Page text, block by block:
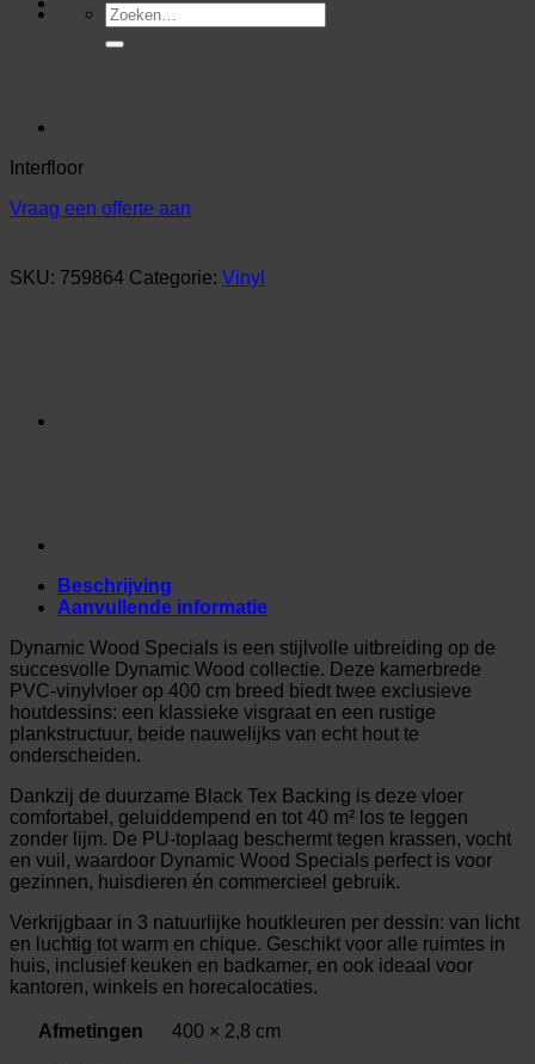
Zoeken
naar:
Interfloor
Vraag een offerte aan
SKU: 759864 Categorie: Vinyl
Beschrijving
Aanvullende informatie
Dynamic Wood Specials is een stijlvolle uitbreiding op de
succesvolle Dynamic Wood collectie. Deze kamerbrede
PVC-vinylvloer op 400 cm breed biedt twee exclusieve
houtdessins: een klassieke visgraat en een rustige
plankstructuur, beide nauwelijks van echt hout te
onderscheiden.
Dankzij de duurzame Black Tex Backing is deze vloer
comfortabel, geluiddempend en tot 40 m² los te leggen
zonder lijm. De PU-toplaag beschermt tegen krassen, vocht
en vuil, waardoor Dynamic Wood Specials perfect is voor
gezinnen, huisdieren én commercieel gebruik.
Verkrijgbaar in 3 natuurlijke houtkleuren per dessin: van licht
en luchtig tot warm en chique. Geschikt voor alle ruimtes in
huis, inclusief keuken en badkamer, en ook ideaal voor
kantoren, winkels en horecalocaties.
Afmetingen 400 × 2,8 cm